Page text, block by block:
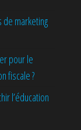
marketing
pour le
fiscale ?
l’éducation